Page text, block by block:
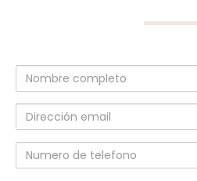
Nombre
completo
Dirección
email
Numero
de